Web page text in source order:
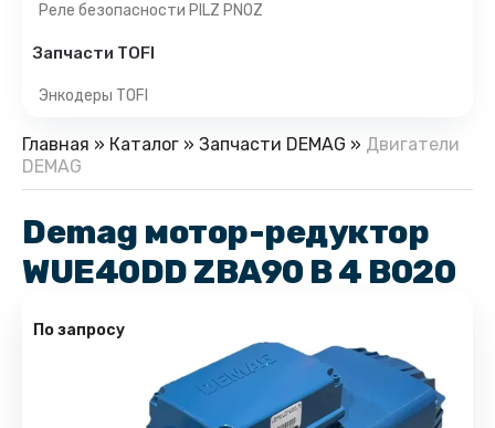
Реле безопасности PILZ PNOZ
Запчасти TOFI
Энкодеры TOFI
Главная » Каталог » Запчасти DEMAG » Двигатели
DEMAG
Demag мотор-редуктор
WUE40DD ZBA90 B 4 B020
По запросу